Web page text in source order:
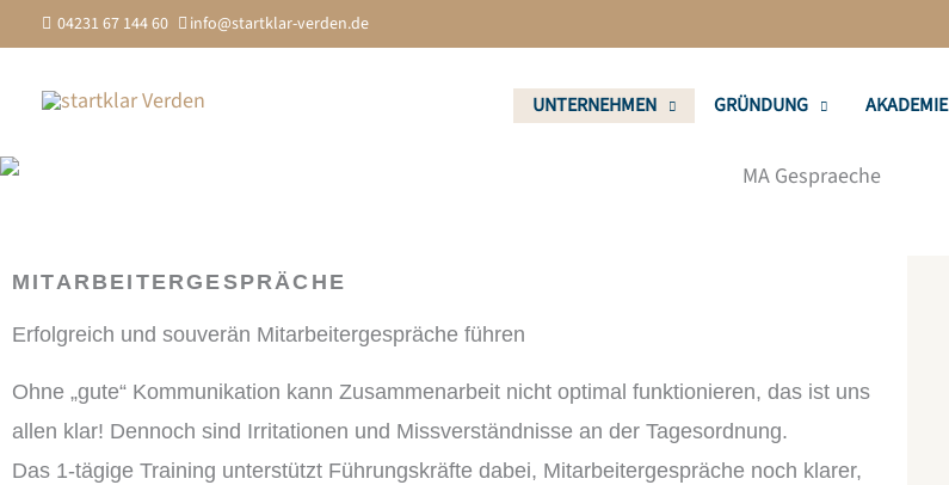
Inhalt
springen
04231 67 144 60 info@startklar-verden.de
UNTERNEHMEN GRÜNDUNG AKADEMIE
MITARBEITERGESPRÄCHE
Erfolgreich und souverän Mitarbeitergespräche führen
Ohne „gute“ Kommunikation kann Zusammenarbeit nicht optimal funktionieren, das ist uns
allen klar! Dennoch sind Irritationen und Missverständnisse an der Tagesordnung.
Das 1-tägige Training unterstützt Führungskräfte dabei, Mitarbeitergespräche noch klarer,